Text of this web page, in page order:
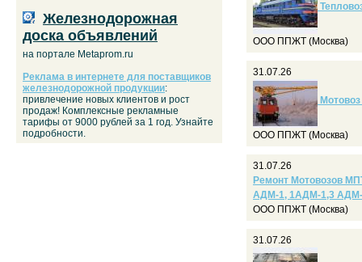
ООО ППЖТ (Москва)
31.07.26
ООО ППЖТ (Москва)
31.07.26
Ремонт Мотовозов
АДМ-1, 1АДМ-1,3
ООО ППЖТ (Москва)
31.07.26
Железнодорожная
доска объявлений
на портале Metaprom.ru
Реклама в интернете для поставщиков
железнодорожной продукции:
привлечение новых клиентов и рост
продаж! Комплексные рекламные
тарифы от 9000 рублей за 1 год. Узнайте
подробности.